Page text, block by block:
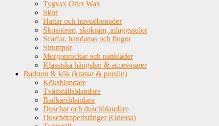
Tygvax Otter Wax
Skor
Hattar och huvudbonader
Skosnören, skokräm, inläggssulor
Scarfar, bandanas och flugor
Strumpor
Morgonrockar och nattkläder
Klassiska hängslen & accessoarer
Badrum & kök (kranar & porslin)
Köksblandare
Tvättställsblandare
Badkarsblandare
Duschar och duschblandare
Duschdraperistänger (Odessa)